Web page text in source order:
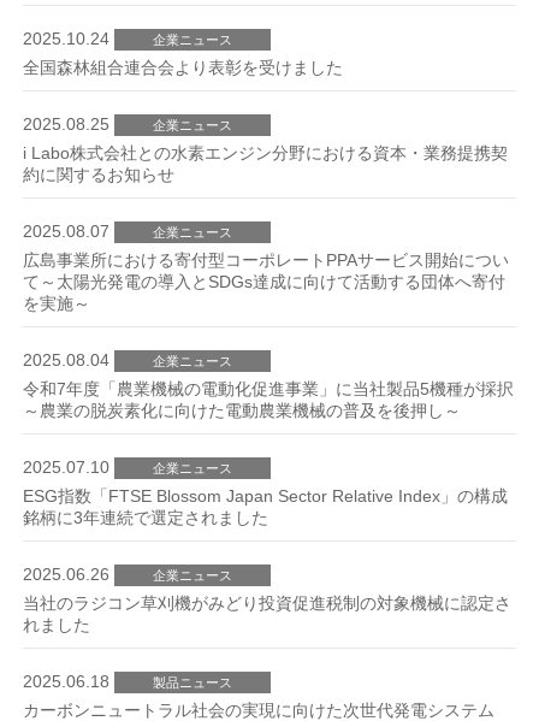
2025.10.24 企業ニュース
全国森林組合連合会より表彰を受けました
2025.08.25 企業ニュース
i Labo株式会社との水素エンジン分野における資本・業務提携契
約に関するお知らせ
2025.08.07 企業ニュース
広島事業所における寄付型コーポレートPPAサービス開始につい
て～太陽光発電の導入とSDGs達成に向けて活動する団体へ寄付
を実施～
2025.08.04 企業ニュース
令和7年度「農業機械の電動化促進事業」に当社製品5機種が採択
～農業の脱炭素化に向けた電動農業機械の普及を後押し～
2025.07.10 企業ニュース
ESG指数「FTSE Blossom Japan Sector Relative Index」の構成
銘柄に3年連続で選定されました
2025.06.26 企業ニュース
当社のラジコン草刈機がみどり投資促進税制の対象機械に認定さ
れました
2025.06.18 製品ニュース
カーボンニュートラル社会の実現に向けた次世代発電システム